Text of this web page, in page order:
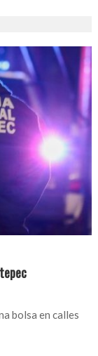
bolsa en calles